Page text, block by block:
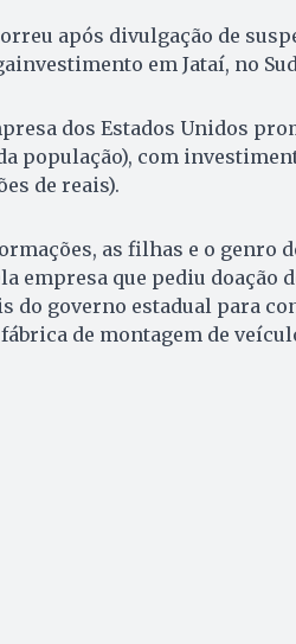
após divulgação de
em Jataí, no
dos Estados Unidos
população), com
de reais).
as filhas e o genro
empresa que pediu doação
do governo estadual para
de montagem de